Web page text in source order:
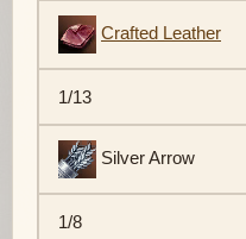
Crafted Leather
1/13
Silver Arrow
1/8